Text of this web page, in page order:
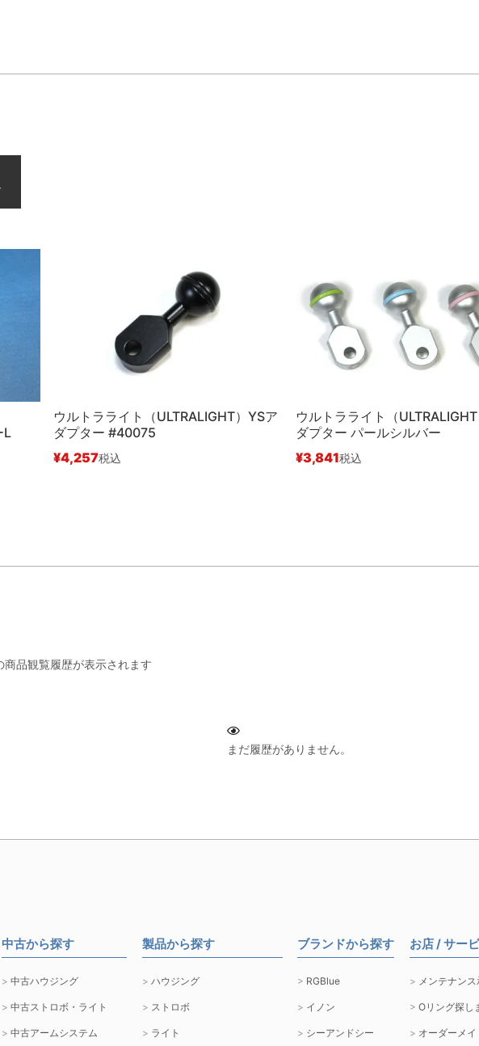
L
ウルトラライト（ULTRALIGHT）YSア
ダプター #40075
¥4,257税込
ウルトラライト（
ダプター パールシルバー
¥3,841税込
商品観覧履歴が表示されます
まだ履歴がありません。
中古から探す
中古ハウジング
中古ストロボ・ライト
中古アームシステム
製品から探す
ハウジング
ストロボ
ライト
ブランドから探す
RGBlue
イノン
シーアンドシー
お店 / サー
メンテナン
Oリング探し
オーダーメ